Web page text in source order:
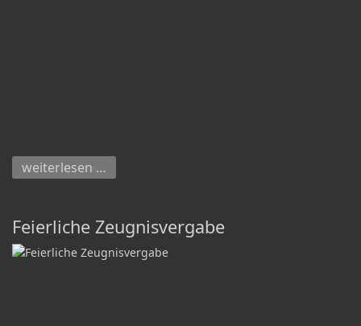
weiterlesen …
Feierliche Zeugnisvergabe